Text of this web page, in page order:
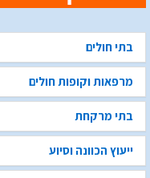
בתי חולים
מרפאות וקופות חולים
בתי מרקחת
ייעוץ הכוונה וסיוע